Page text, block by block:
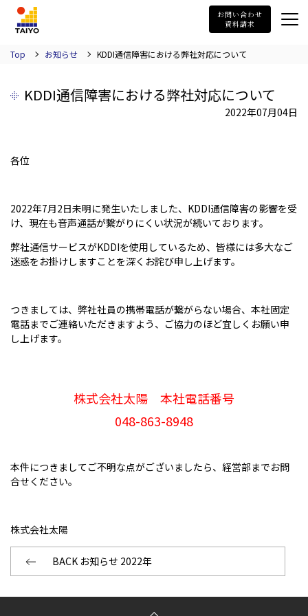
お問い合わせ
資料請求
Top お知らせ KDDI通信障害における弊社対応について
KDDI通信障害における弊社対応について
2022年07月04日
各位
2022年7月2日未明に発生いたしました、KDDI通信障害の影響を受
け、現在も音声通話が繋がりにくい状況が続いております。
弊社通信サービスがKDDIを使用しているため、皆様には多大なご
迷惑をお掛けしますことを深くお詫び申し上げます。
つきましては、弊社社員の携帯電話が繋がらない場合、本社固定
電話までご連絡いただきますよう、ご協力のほど宜しくお願い申
し上げます。
株式会社太陽 本社電話番号
048-863-8948
本件につきましてご不明な点がございましたら、経営部までお問
合せください。
株式会社太陽
BACK お知らせ 2022年